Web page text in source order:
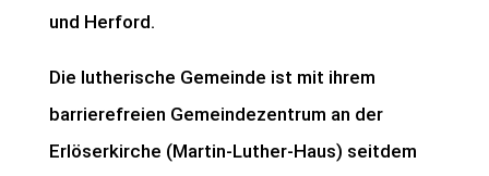
und Herford.
Die lutherische Gemeinde ist mit ihrem
barrierefreien Gemeindezentrum an der
Erlöserkirche (Martin-Luther-Haus) seitdem